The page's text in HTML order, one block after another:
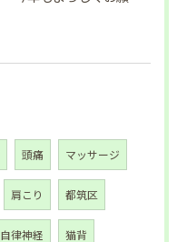
頭痛 マッサージ
肩こり 都筑区
自律神経 猫背